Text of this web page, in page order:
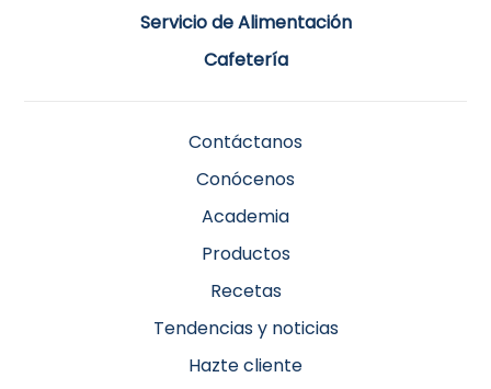
Servicio de Alimentación
Cafetería
Contáctanos
Conócenos
Academia
Productos
Recetas
Tendencias y noticias
Hazte cliente